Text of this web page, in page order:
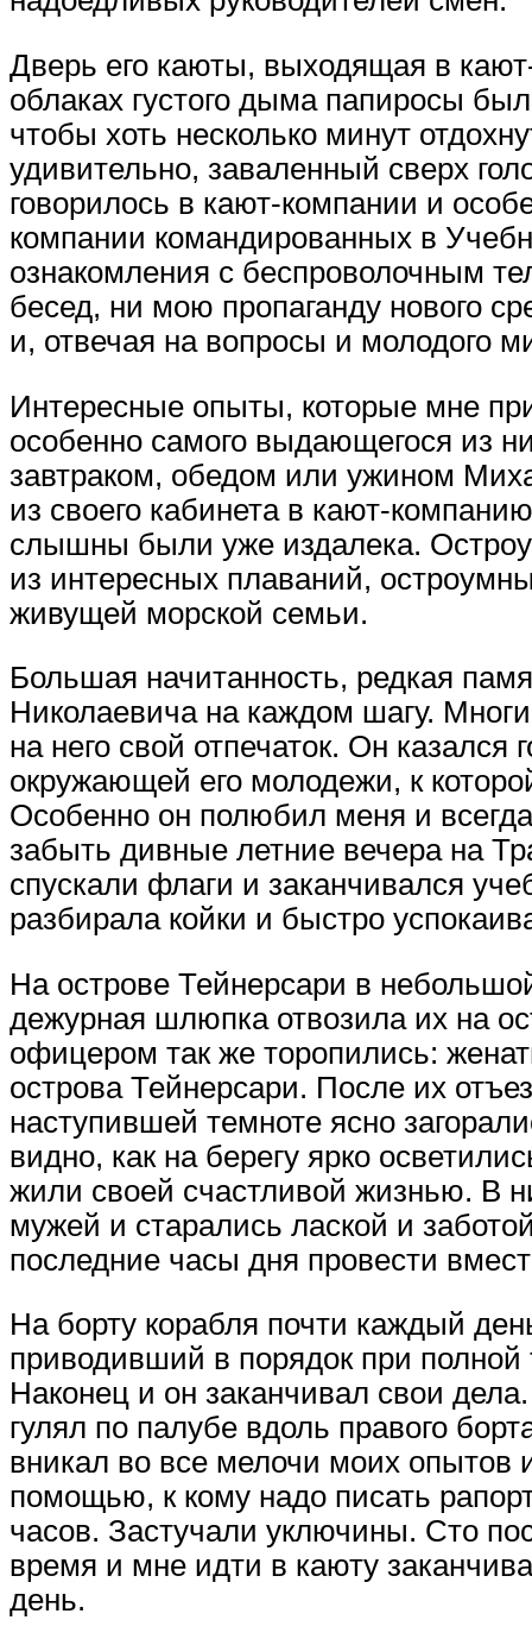
Дверь его каюты, выходящая в
облаках густого дыма папиросы
чтобы хоть несколько минут
удивительно, заваленный сверх
говорилось в кают-компании и
компании командированных в
ознакомления с беспроволочным
бесед, ни мою пропаганду нового
и, отвечая на вопросы и молодого
Интересные опыты, которые мне
особенно самого выдающегося из
завтраком, обедом или ужином
из своего кабинета в кают-
слышны были уже издалека.
из интересных плаваний,
живущей морской семьи.
Большая начитанность, редкая
Николаевича на каждом шагу.
на него свой отпечаток. Он
окружающей его молодежи, к
Особенно он полюбил меня и
забыть дивные летние вечера на
спускали флаги и заканчивался
разбирала койки и быстро
На острове Тейнерсари в
дежурная шлюпка отвозила их на
офицером так же торопились:
острова Тейнерсари. После их
наступившей темноте ясно
видно, как на берегу ярко
жили своей счастливой жизнью. В
мужей и старались лаской и
последние часы дня провести
На борту корабля почти каждый
приводивший в порядок при
Наконец и он заканчивал свои
гулял по палубе вдоль правого
вникал во все мелочи моих опытов
помощью, к кому надо писать
часов. Застучали уключины. Сто
время и мне идти в каюту
день.